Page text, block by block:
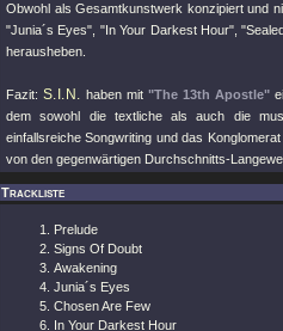
Obwohl als Gesamtkunstwerk konzipiert und
"Junia´s Eyes" "In Your Darkest Hour" ,
herausheben.
Fazit: S.I.N. haben mit "The 13th Apostle"
dem sowohl die textliche als auch die
einfallsreiche Songwriting und das
von den gegenwärtigen Durchschnitts-
Trackliste
Prelude
Signs Of Doubt
Awakening
Junia´s Eyes
Chosen Are Few
In Your Darkest Hour